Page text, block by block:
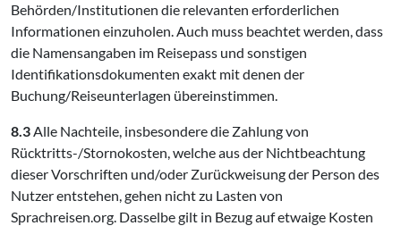
Behörden/Institutionen die relevanten erforderlichen
Informationen einzuholen. Auch muss beachtet werden, dass
die Namensangaben im Reisepass und sonstigen
Identifikationsdokumenten exakt mit denen der
Buchung/Reiseunterlagen übereinstimmen.
8.3Alle Nachteile, insbesondere die Zahlung von
Rücktritts-/Stornokosten, welche aus der Nichtbeachtung
dieser Vorschriften und/oder Zurückweisung der Person des
Nutzer entstehen, gehen nicht zu Lasten von
Sprachreisen.org. Dasselbe gilt in Bezug auf etwaige Kosten